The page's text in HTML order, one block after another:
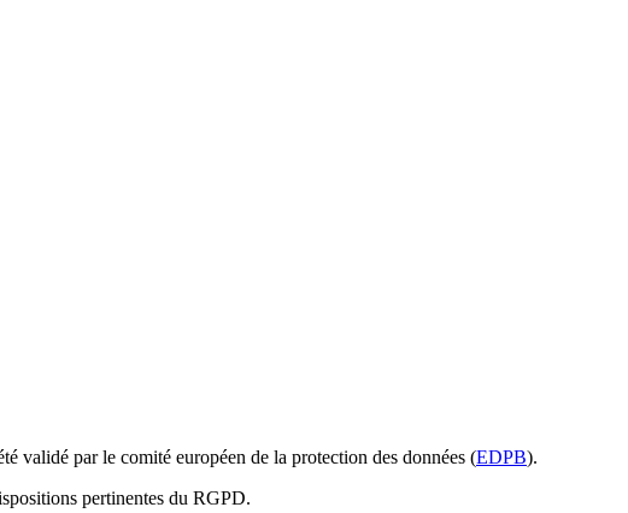
validé par le comité européen de la protection des données (EDPB).
pertinentes du RGPD.